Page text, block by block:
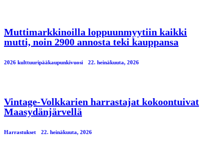
Muttimarkkinoilla loppuunmyytiin kaikki
mutti, noin 2900 annosta teki kauppansa
2026 kulttuuripääkaupunkivuosi 22. heinäkuuta, 2026
Vintage-Volkkarien harrastajat kokoontuivat
Maasydänjärvellä
Harrastukset 22. heinäkuuta, 2026